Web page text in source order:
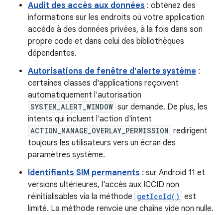
Audit des accès aux données : obtenez des
informations sur les endroits où votre application
accède à des données privées, à la fois dans son
propre code et dans celui des bibliothèques
dépendantes.
Autorisations de fenêtre d'alerte système :
certaines classes d'applications reçoivent
automatiquement l'autorisation
SYSTEM_ALERT_WINDOW sur demande. De plus, les
intents qui incluent l'action d'intent
ACTION_MANAGE_OVERLAY_PERMISSION redirigent
toujours les utilisateurs vers un écran des
paramètres système.
Identifiants SIM permanents : sur Android 11 et
versions ultérieures, l'accès aux ICCID non
réinitialisables via la méthode getIccId() est
limité. La méthode renvoie une chaîne vide non nulle.